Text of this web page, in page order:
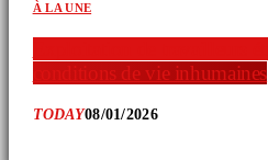
À LA UNE
conditions de vie inhumaines
TODAY08/01/2026